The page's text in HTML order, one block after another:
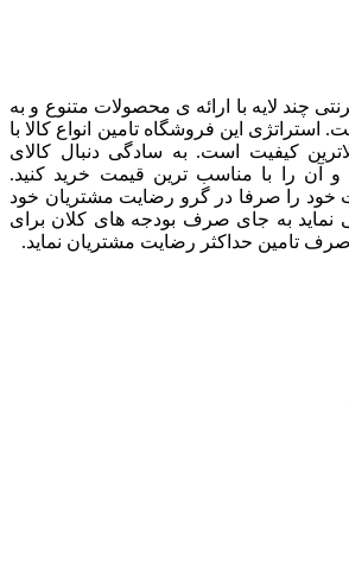
چند لایه با ارائه ی محصولات متنوع و به
این فروشگاه تامین انواع کالا با
کیفیت است. به سادگی دنبال کالای
و آن را با مناسب ترین قیمت خرید کنید.
خود را صرفا در گرو رضایت مشتریان خود
نماید به جای صرف بودجه های کلان برای
صرف تامین حداکثر رضایت مشتریان نماید‌.